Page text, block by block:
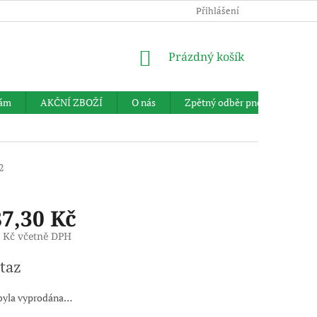
Přihlášení
NÁKUPNÍ
Prázdný košík
AKČNÍ ZBOŽÍ O nás Zpětný odběr pneumatik
Kč
včetně DPH
vyprodána…